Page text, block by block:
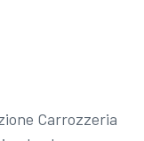
Carrozzeria